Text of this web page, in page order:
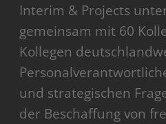
Interim & Projects
gemeinsam mit 60
Kollegen
und strategischen
der Beschaffung von